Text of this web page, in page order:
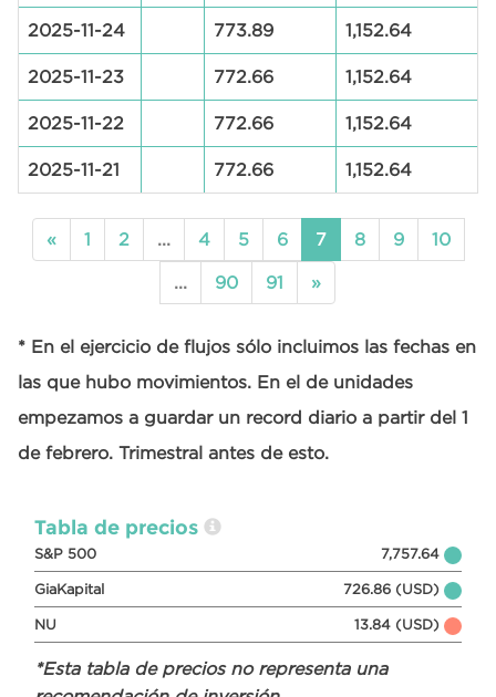
2025-11-24 773.89 1,152.64
2025-11-23 772.66 1,152.64
2025-11-22 772.66 1,152.64
2025-11-21 772.66 1,152.64
« 1 2 ... 4 5 6 7 8 9 10
... 90 91 »
* En el ejercicio de flujos sólo incluimos las fechas en
las que hubo movimientos. En el de unidades
empezamos a guardar un record diario a partir del 1
de febrero. Trimestral antes de esto.
Tabla de precios
S&P 500 7,757.64
GiaKapital 726.86 (USD)
NU 13.84 (USD)
*Esta tabla de precios no representa una